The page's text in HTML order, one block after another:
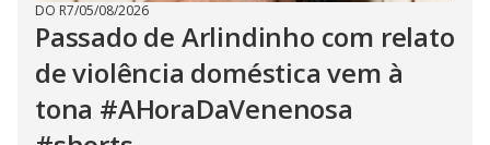
DO R7/05/08/2026
Passado de Arlindinho com relato
de violência doméstica vem à
tona #AHoraDaVenenosa